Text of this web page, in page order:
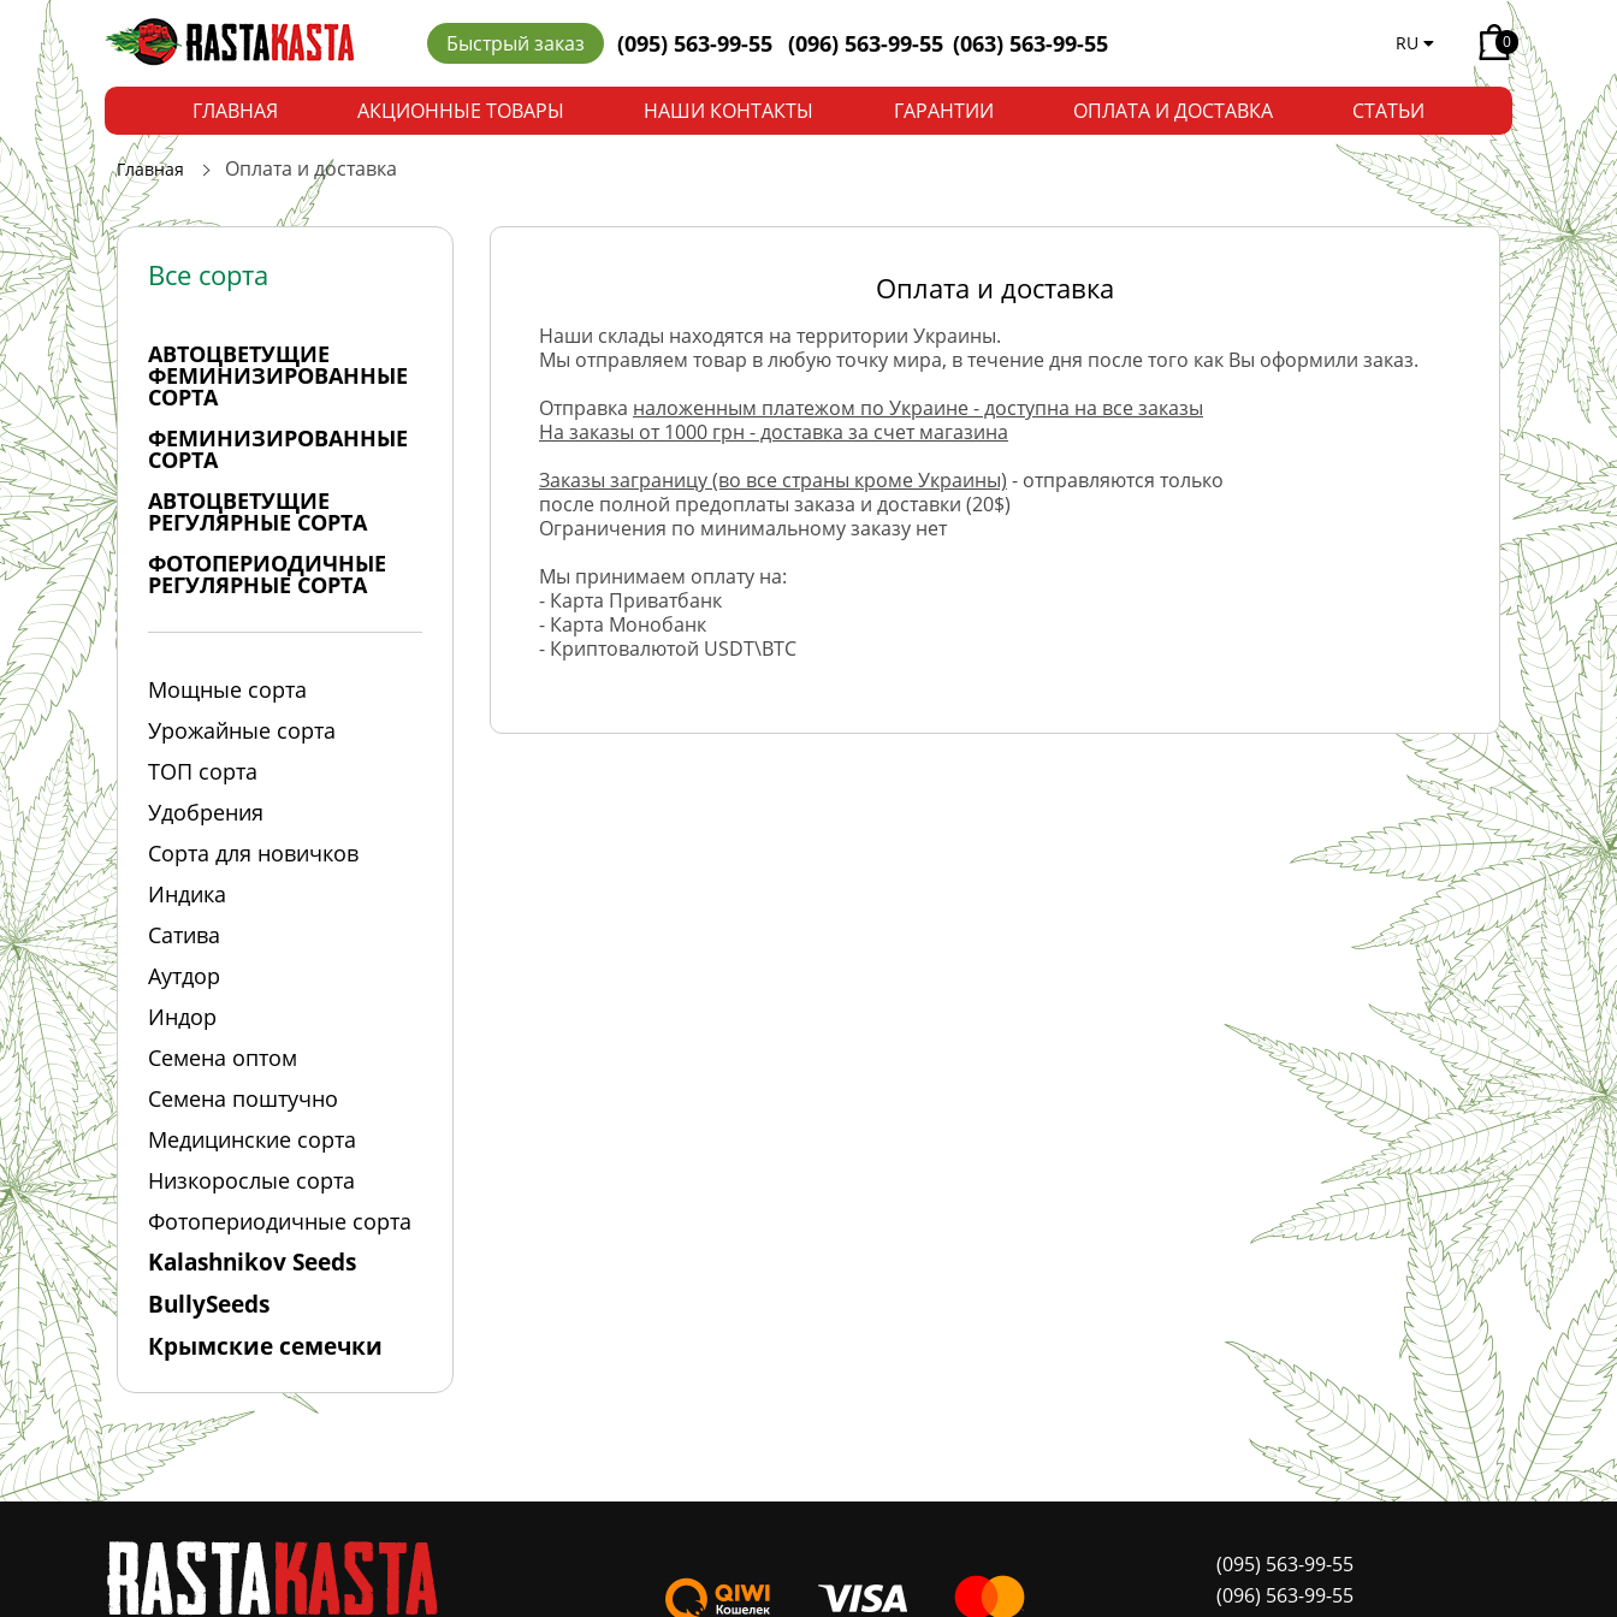
Быстрый заказ (095) 563-99-55 (096) 563-99-55 (063) 563-99-55 RU 0
ГЛАВНАЯ АКЦИОННЫЕ ТОВАРЫ НАШИ КОНТАКТЫ ГАРАНТИИ ОПЛАТА И ДОСТАВКА СТАТЬИ
Главная Оплата и доставка
Все сорта
АВТОЦВЕТУЩИЕ
ФЕМИНИЗИРОВАННЫЕ
СОРТА
ФЕМИНИЗИРОВАННЫЕ
СОРТА
АВТОЦВЕТУЩИЕ
РЕГУЛЯРНЫЕ СОРТА
ФОТОПЕРИОДИЧНЫЕ
РЕГУЛЯРНЫЕ СОРТА
Мощные сорта
Урожайные сорта
ТОП сорта
Удобрения
Сорта для новичков
Индика
Сатива
Аутдор
Индор
Семена оптом
Семена поштучно
Медицинские сорта
Низкорослые сорта
Фотопериодичные сорта
Kalashnikov Seeds
BullySeeds
Крымские семечки
Оплата и доставка
Наши склады находятся на территории Украины.
Мы отправляем товар в любую точку мира, в течение дня после того как Вы оформили заказ.
Отправка наложенным платежом по Украине - доступна на все заказы
На заказы от 1000 грн - доставка за счет магазина
Заказы заграницу (во все страны кроме Украины) - отправляются только
после полной предоплаты заказа и доставки (20$)
Ограничения по минимальному заказу нет
Мы принимаем оплату на:
- Карта Приватбанк
- Карта Монобанк
- Криптовалютой USDT\BTC
(095) 563-99-55
(096) 563-99-55